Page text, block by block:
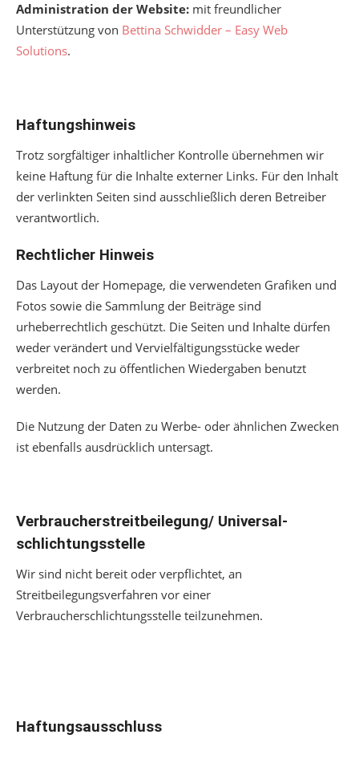
Administration der Website: mit freundlicher
Unterstützung von Bettina Schwidder – Easy Web
Solutions.
Haftungshinweis
Trotz sorgfältiger inhaltlicher Kontrolle übernehmen wir
keine Haftung für die Inhalte externer Links. Für den Inhalt
der verlinkten Seiten sind ausschließlich deren Betreiber
verantwortlich.
Rechtlicher Hinweis
Das Layout der Homepage, die verwendeten Grafiken und
Fotos sowie die Sammlung der Beiträge sind
urheberrechtlich geschützt. Die Seiten und Inhalte dürfen
weder verändert und Vervielfältigungsstücke weder
verbreitet noch zu öffentlichen Wiedergaben benutzt
werden.
Die Nutzung der Daten zu Werbe- oder ähnlichen Zwecken
ist ebenfalls ausdrücklich untersagt.
Verbraucher­streit­beilegung/ Universal­
schlichtungs­stelle
Wir sind nicht bereit oder verpflichtet, an
Streitbeilegungsverfahren vor einer
Verbraucherschlichtungsstelle teilzunehmen.
Haftungsausschluss